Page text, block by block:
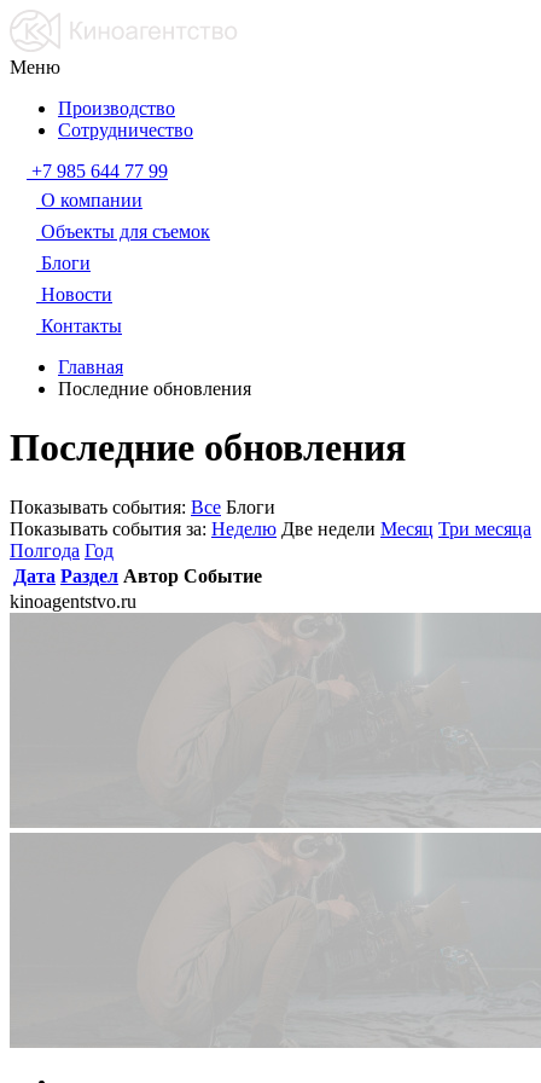
Меню
Производство
Сотрудничество
+7 985 644 77 99
О компании
Объекты для съемок
Блоги
Новости
Контакты
Главная
Последние обновления
Последние обновления
Показывать события: Все Блоги
Показывать события за: Неделю Две недели Месяц Три месяца
Полгода Год
Дата Раздел Автор Событие
kinoagentstvo.ru